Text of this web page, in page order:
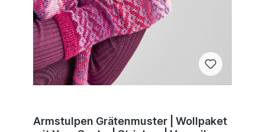
Armstulpen Grätenmuster | Wollpaket